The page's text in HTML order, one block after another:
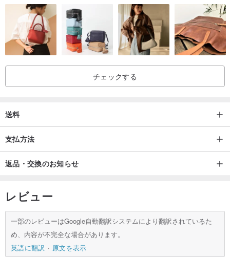
お肌に合わない方はお控え下さいますようお願いいたします。
ーーーーーーーーーーーーーーーーーーーー
★K14GFについて
金の層を高熱と圧力で素材（真鍮）に圧着したもので、長期間使用
しても剥げてくることは殆どありません。メッキと違いゴールドの
滑らかな色合いが高級感を出す素材です。
保存頂きますと、末長くご愛用頂けます。
ます。
ーーーーーーーーーーーーーーーーーーーー
★天然石について
また、石ににごりや傷、細かなカケやヒビ、天然石特有の内包物が
みられる場合があります。天然石の魅力の一つですので、ご理解の
上ご検討下さいませ。
ーーーーーーーーーーーーーーーーーーーー
★画像について
チェックする
送料
支払方法
返品・交換のお知らせ
レビュー
一部のレビューはGoogle自動翻訳システムにより翻訳されているた
め、内容が不完全な場合があります。
英語に翻訳
原文を表示